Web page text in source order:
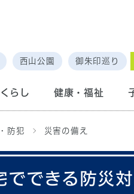
西山公園 御朱印巡り
くらし 健康・福祉
防犯 災害の備え
でできる防災